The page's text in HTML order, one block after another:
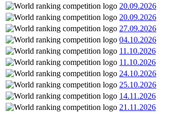
20.09.2026
20.09.2026
27.09.2026
04.10.2026
11.10.2026
11.10.2026
24.10.2026
25.10.2026
14.11.2026
21.11.2026